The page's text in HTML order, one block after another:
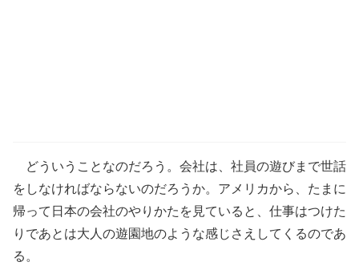
どういうことなのだろう。会社は、社員の遊びまで世話
をしなければならないのだろうか。アメリカから、たまに
帰って日本の会社のやりかたを見ていると、仕事はつけた
りであとは大人の遊園地のような感じさえしてくるのであ
る。